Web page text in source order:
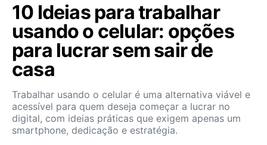
10 Ideias para trabalhar
usando o celular: opções
para lucrar sem sair de
casa
Trabalhar usando o celular é uma alternativa viável e
acessível para quem deseja começar a lucrar no
digital, com ideias práticas que exigem apenas um
smartphone, dedicação e estratégia.